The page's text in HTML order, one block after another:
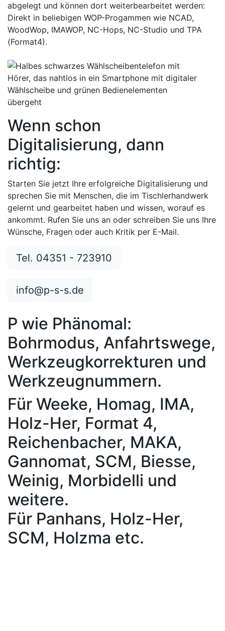
abgelegt und können dort weiterbearbeitet werden:
Direkt in beliebigen WOP-Progammen wie NCAD,
WoodWop, IMAWOP, NC-Hops, NC-Studio und TPA
(Format4).
Wenn schon
Digitalisierung, dann
richtig:
Starten Sie jetzt Ihre erfolgreiche Digitalisierung und
sprechen Sie mit Menschen, die im Tischlerhandwerk
gelernt und gearbeitet haben und wissen, worauf es
ankommt. Rufen Sie uns an oder schreiben Sie uns Ihre
Wünsche, Fragen oder auch Kritik per E-Mail.
Tel. 04351 - 723910
info@p-s-s.de
P wie Phänomal:
Bohrmodus, Anfahrtswege,
Werkzeugkorrekturen und
Werkzeugnummern.
Für Weeke, Homag, IMA,
Holz-Her, Format 4,
Reichenbacher, MAKA,
Gannomat, SCM, Biesse,
Weinig, Morbidelli und
weitere.
Für Panhans, Holz-Her,
SCM, Holzma etc.